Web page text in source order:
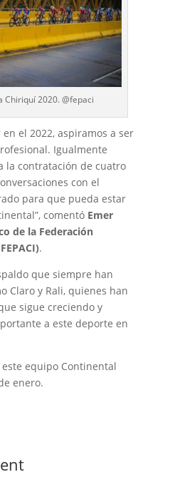
Chiriquí 2020. @fepaci
el 2022, aspiramos a ser
Igualmente
la contratación de cuatro
con el
para que pueda estar
comentó Emer
de la Federación
.
que siempre han
Claro y Rali, quienes han
sigue creciendo y
a este deporte en
equipo Continental
enero.